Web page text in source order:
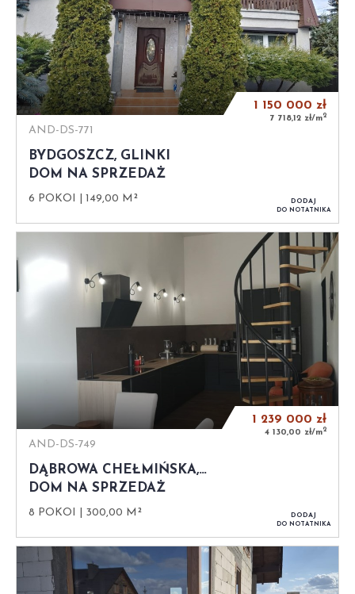
AND-DS-771
BYDGOSZCZ, GLINKI
DOM NA SPRZEDAŻ
6 POKOI 149,00 M²
1 150 000 zł
7 718,12 zł/m2
DODAJ
DO NOTATNIKA
AND-DS-749
DĄBROWA CHEŁMIŃSKA,…
DOM NA SPRZEDAŻ
8 POKOI 300,00 M²
1 239 000 zł
4 130,00 zł/m2
DODAJ
DO NOTATNIKA